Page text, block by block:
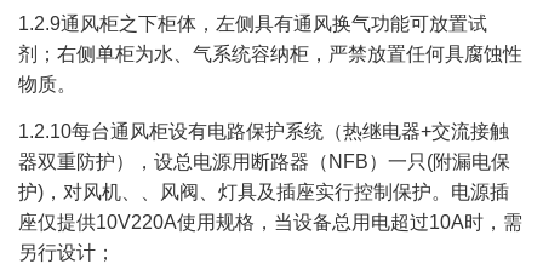
1.2.9通风柜之下柜体，左侧具有通风换气功能可放置试
剂；右侧单柜为水、气系统容纳柜，严禁放置任何具腐蚀性
物质。
1.2.10每台通风柜设有电路保护系统（热继电器+交流接触
器双重防护），设总电源用断路器（NFB）一只(附漏电保
护)，对风机、、风阀、灯具及插座实行控制保护。电源插
座仅提供10V220A使用规格，当设备总用电超过10A时，需
另行设计；